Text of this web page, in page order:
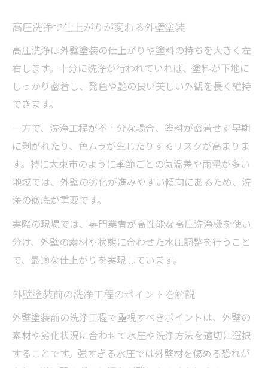
高圧洗浄で仕上がりが変わる外壁塗装
高圧洗浄は外壁塗装の仕上がりや塗料の持ちを大きく左
右します。十分に洗浄が行われていれば、塗料が下地に
しっかり密着し、発色や艶の良い美しい外観を長く維持
できます。
一方で、洗浄工程が不十分な場合、塗料が密着せず早期
に剥がれたり、色ムラが生じたりするリスクが高まりま
す。特に大東市のように季節ごとの気温差や雨量が多い
地域では、外壁の劣化が進みやすい傾向にあるため、洗
浄の徹底が重要です。
実際の現場では、専門業者が高性能な高圧洗浄機を使い
分け、外壁の素材や状態に合わせた水圧調整を行うこと
で、最適な仕上がりを実現しています。
外壁塗装前の洗浄工程のポイントを解説
外壁塗装前の洗浄工程で重視すべきポイントは、外壁の
素材や劣化状況に合わせて水圧や洗浄方法を適切に選択
することです。強すぎる水圧では外壁材を傷める恐れが